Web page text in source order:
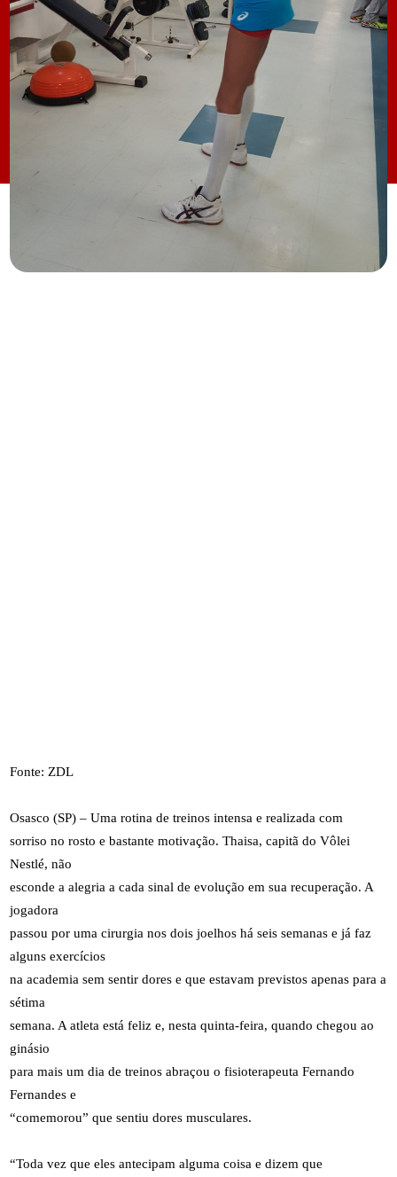
Fonte: ZDL
Osasco (SP) – Uma rotina de treinos intensa e realizada com
sorriso no rosto e bastante motivação. Thaisa, capitã do Vôlei
Nestlé, não
esconde a alegria a cada sinal de evolução em sua recuperação. A
jogadora
passou por uma cirurgia nos dois joelhos há seis semanas e já faz
alguns exercícios
na academia sem sentir dores e que estavam previstos apenas para a
sétima
semana. A atleta está feliz e, nesta quinta-feira, quando chegou ao
ginásio
para mais um dia de treinos abraçou o fisioterapeuta Fernando
Fernandes e
“comemorou” que sentiu dores musculares.
“Toda vez que eles antecipam alguma coisa e dizem que